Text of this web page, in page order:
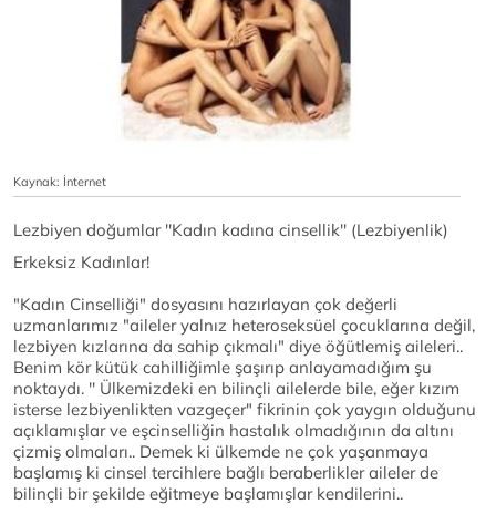
Kaynak: İnternet
Lezbiyen doğumlar ''Kadın kadına cinsellik'' (Lezbiyenlik)
Erkeksiz Kadınlar!
"Kadın Cinselliği" dosyasını hazırlayan çok değerli
uzmanlarımız "aileler yalnız heteroseksüel çocuklarına değil,
lezbiyen kızlarına da sahip çıkmalı" diye öğütlemiş aileleri..
Benim kör kütük cahilliğimle şaşırıp anlayamadığım şu
noktaydı. '' Ülkemizdeki en bilinçli ailelerde bile, eğer kızım
isterse lezbiyenlikten vazgeçer" fikrinin çok yaygın olduğunu
açıklamışlar ve eşcinselliğin hastalık olmadığının da altını
çizmiş olmaları.. Demek ki ülkemde ne çok yaşanmaya
başlamış ki cinsel tercihlere bağlı beraberlikler aileler de
bilinçli bir şekilde eğitmeye başlamışlar kendilerini..